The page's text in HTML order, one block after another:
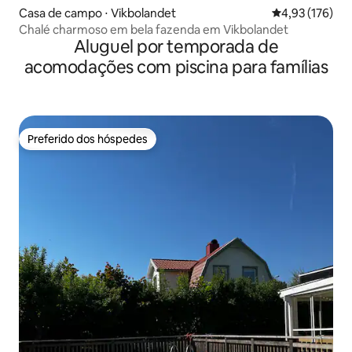
Casa de campo ⋅ Vikbolandet 4,93 de uma
4,93 (176)
Chalé charmoso em bela fazenda em Vikbolandet
Aluguel por temporada de
acomodações com piscina para famílias
Preferido dos hóspedes
Preferido dos hóspedes